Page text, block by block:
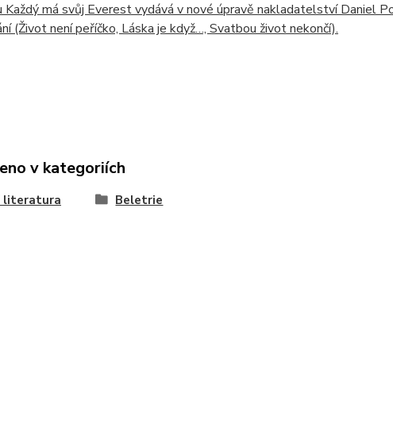
Každý má svůj Everest vydává v nové úpravě nakladatelství Daniel
(Život není peříčko, Láska je když…, Svatbou život nekončí).
v kategoriích
literatura Beletrie